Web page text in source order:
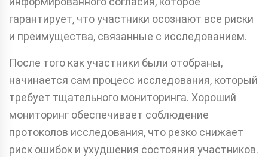
гарантирует, что участники осознают все риски
и преимущества, связанные с исследованием.
После того как участники были отобраны,
начинается сам процесс исследования, который
требует тщательного мониторинга. Хороший
мониторинг обеспечивает соблюдение
протоколов исследования, что резко снижает
риск ошибок и ухудшения состояния участников.